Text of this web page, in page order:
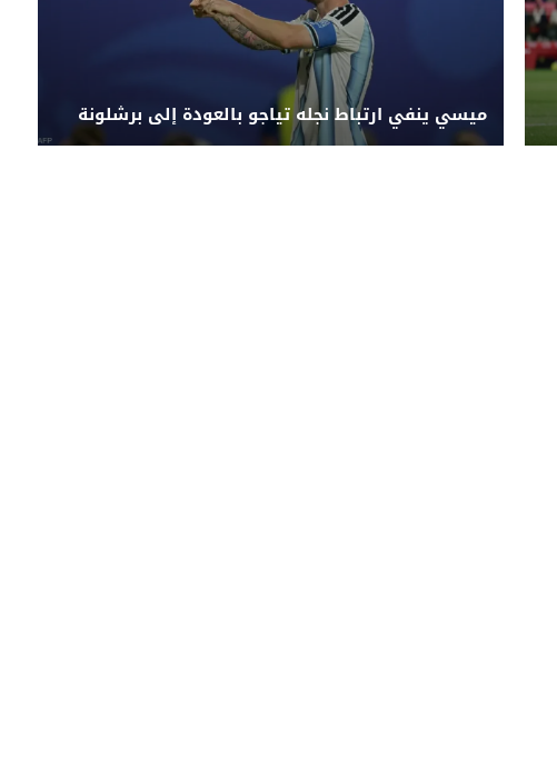
ميسي ينفي ارتباط نجله تياجو بالعودة إلى برشلونة